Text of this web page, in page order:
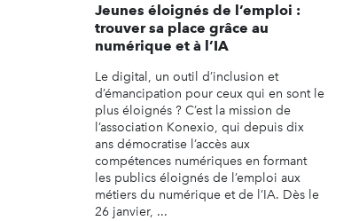
Jeunes éloignés de l’emploi :
trouver sa place grâce au
numérique et à l’IA
Le digital, un outil d’inclusion et
d’émancipation pour ceux qui en sont le
plus éloignés ? C’est la mission de
l’association Konexio, qui depuis dix
ans démocratise l’accès aux
compétences numériques en formant
les publics éloignés de l’emploi aux
métiers du numérique et de l’IA. Dès le
26 janvier, ...